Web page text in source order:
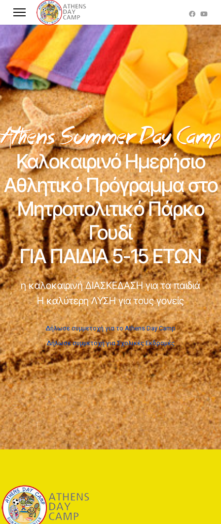
Καλοκαιρινό Ημερήσιο
Αθλητικό Πρόγραμμα στο
Μητροπολιτικό Πάρκο
Γουδί
ΓΙΑ ΠΑΙΔΙΑ 5-15 ΕΤΩΝ
η καλοκαιρινή ΔΙΑΣΚΕΔΑΣΗ για τα παιδιά
Η καλύτερη ΛΥΣΗ για τους γονείς
Δήλωσε συμμετοχή για το Athens Day Camp
Δήλωσε συμμετοχή για Σχολικές Εκδρομές